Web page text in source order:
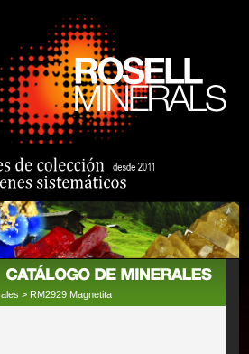
> RM2929 Magnetita